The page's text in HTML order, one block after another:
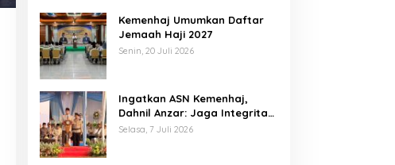
Kemenhaj Umumkan Daftar
Jemaah Haji 2027
Senin, 20 Juli 2026
Ingatkan ASN Kemenhaj,
Dahnil Anzar: Jaga Integritas,
Hentikan Praktik Menjadikan
Selasa, 7 Juli 2026